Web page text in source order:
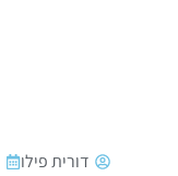
דורית פילו